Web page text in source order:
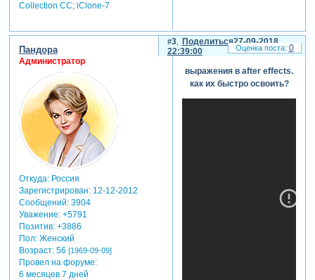
вектора.
индексация.
типы данных.
счетчики.
доступ к
Collection СС; iClone-7
Поделиться
3
27-09-2018
22:39:00
Пандора
Администратор
Откуда:Россия
Зарегистрирован: 12-12-2012
Сообщений:3904
Уважение: +5791
Позитив: +3886
Пол:Женский
Возраст:56 [1969-09-09]
Провел на форуме:
6 месяцев 7 дней
выражения в after effects.
как их быстро освоить?
0